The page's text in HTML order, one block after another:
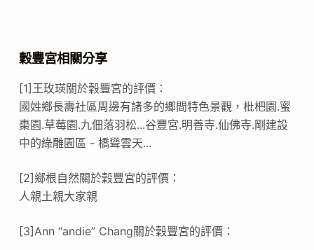
穀豐宮相關分享
[1]王玫瑛關於穀豐宮的評價：
國姓鄉長壽社區周邊有諸多的鄉間特色景觀，枇杷園.蜜
棗園.草莓園.九佃落羽松...谷豐宮.明善寺.仙佛寺.剛建設
中的綠雕園區 - 橋聳雲天...
[2]鄉根自然關於穀豐宮的評價：
人親土親大家親
[3]Ann “andie” Chang關於穀豐宮的評價：